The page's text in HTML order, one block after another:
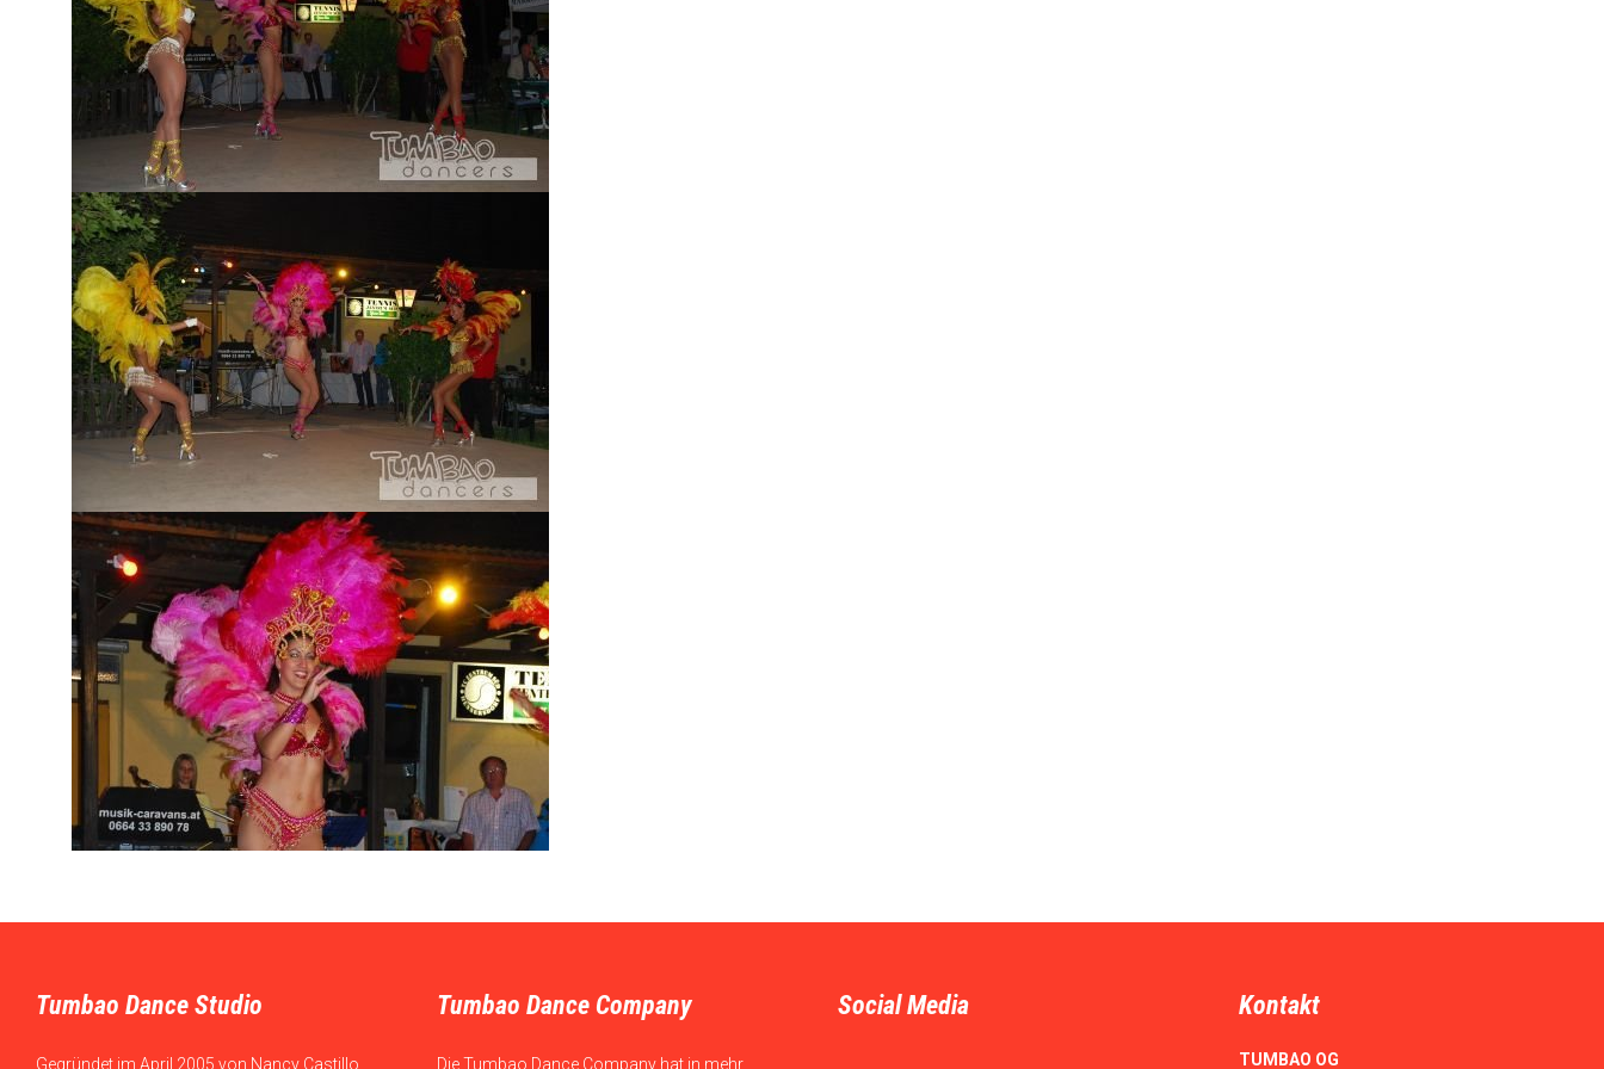
Tumbao Dance Studio
Gegründet im April 2005 von Nancy Castillo
Tumbao Dance Company
Die Tumbao Dance Company hat in mehr
Social Media Kontakt
TUMBAO OG